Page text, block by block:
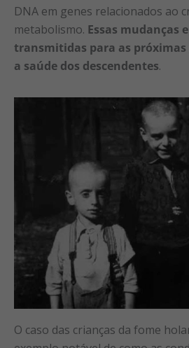
DNA em genes relacionados ao
metabolismo. Essas mudanças
transmitidas para as próximas
a saúde dos descendentes.
O caso das crianças da fome